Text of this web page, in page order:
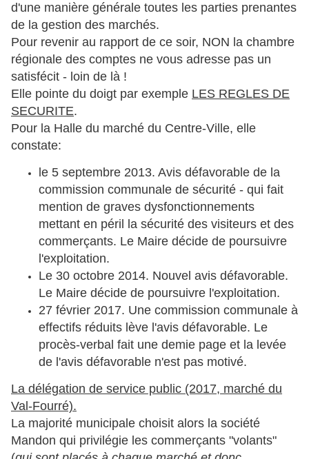
d'une manière générale toutes les parties prenantes
de la gestion des marchés.
Pour revenir au rapport de ce soir, NON la chambre
régionale des comptes ne vous adresse pas un
satisfécit - loin de là !
Elle pointe du doigt par exemple LES REGLES DE
SECURITE.
Pour la Halle du marché du Centre-Ville, elle
constate:
le 5 septembre 2013. Avis défavorable de la
commission communale de sécurité - qui fait
mention de graves dysfonctionnements
mettant en péril la sécurité des visiteurs et des
commerçants. Le Maire décide de poursuivre
l'exploitation.
Le 30 octobre 2014. Nouvel avis défavorable.
Le Maire décide de poursuivre l'exploitation.
27 février 2017. Une commission communale à
effectifs réduits lève l'avis défavorable. Le
procès-verbal fait une demie page et la levée
de l'avis défavorable n'est pas motivé.
La délégation de service public (2017, marché du
Val-Fourré).
La majorité municipale choisit alors la société
Mandon qui privilégie les commerçants "volants"